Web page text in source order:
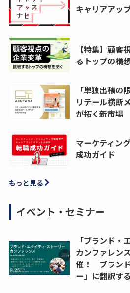
キャリアアッ
【特集】顧客
るトップの構
「単独出稿の
リテール横断
が拓く新市場
マーケティン
成功ガイド
もっと見る
イベント・セミナー
「ブランド・
カンファレン
催！ ブラン
ー」に翻訳する